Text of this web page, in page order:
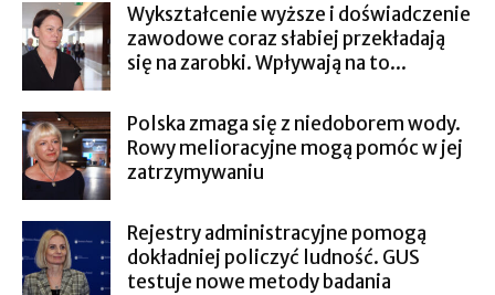
Wykształcenie wyższe i doświadczenie
zawodowe coraz słabiej przekładają
się na zarobki. Wpływają na to...
Polska zmaga się z niedoborem wody.
Rowy melioracyjne mogą pomóc w jej
zatrzymywaniu
Rejestry administracyjne pomogą
dokładniej policzyć ludność. GUS
testuje nowe metody badania